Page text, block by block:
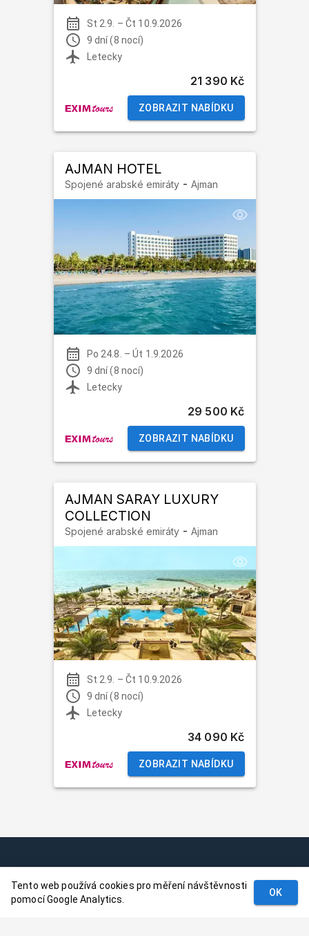
St 2.9. –Čt 10.9.2026
9 dní (8 nocí)
Letecky
21 390 Kč
ZOBRAZIT NABÍDKU
AJMAN HOTEL
Spojené arabské emiráty- Ajman
Po 24.8. –Út 1.9.2026
9 dní (8 nocí)
Letecky
29 500 Kč
ZOBRAZIT NABÍDKU
AJMAN SARAY LUXURY
COLLECTION
Spojené arabské emiráty- Ajman
St 2.9. –Čt 10.9.2026
9 dní (8 nocí)
Letecky
34 090 Kč
ZOBRAZIT NABÍDKU
Tento web používá cookies pro měření návštěvnosti
pomocí Google Analytics.
OK
Kontakt